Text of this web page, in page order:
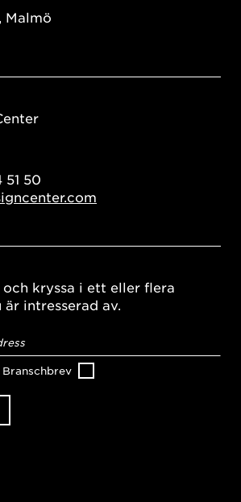
Malmö
50
kryssa i ett eller flera
intresserad av.
Branschbrev